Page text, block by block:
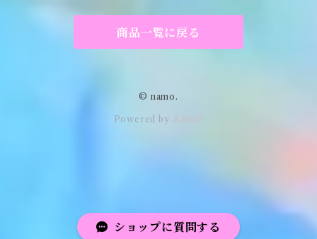
ショップに質問する
商品一覧に戻る
© namo.
Powered by